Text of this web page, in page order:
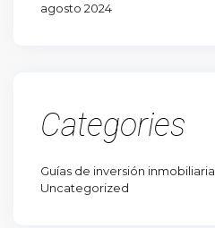
agosto 2024
Categories
Guías de inversión inmobiliaria
Uncategorized